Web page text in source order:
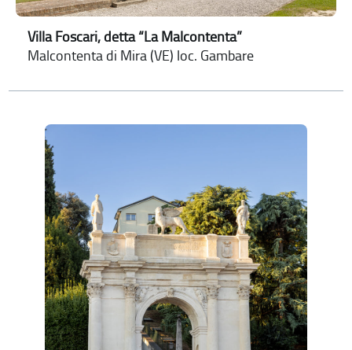
Villa Foscari, detta “La Malcontenta”
Malcontenta di Mira (VE) loc. Gambare